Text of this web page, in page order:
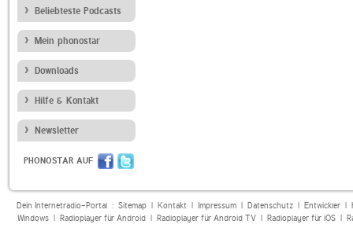
Beliebteste Podcasts
Mein phonostar
Downloads
Hilfe & Kontakt
Newsletter
PHONOSTAR AUF
Dein Internetradio-Portal : Sitemap| Kontakt| Impressum| Datenschutz| Entwickler|
Windows| Radioplayer für Android| Radioplayer für Android TV| Radioplayer für iOS|